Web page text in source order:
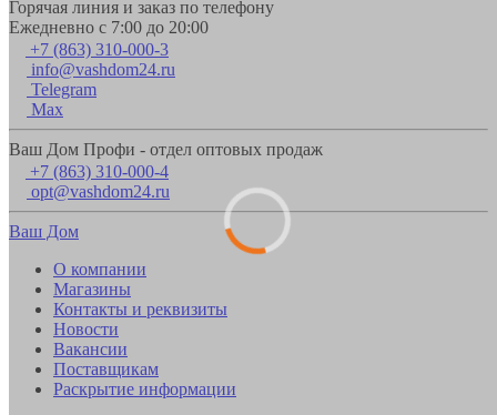
Горячая линия и заказ по телефону
Ежедневно с 7:00 до 20:00
+7 (863) 310-000-3
info@vashdom24.ru
Telegram
Max
Ваш Дом Профи - отдел оптовых продаж
+7 (863) 310-000-4
opt@vashdom24.ru
Ваш Дом
О компании
Магазины
Контакты и реквизиты
Новости
Вакансии
Поставщикам
Раскрытие информации